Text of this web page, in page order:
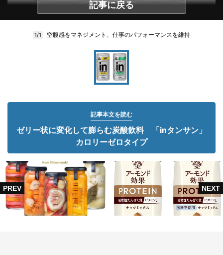
記事に戻る
1/1 空腹感をマネジメント、仕事のパフォーマンスを維持
記事本文を読む
ゼリー状に変化して膨らむ炭酸飲料 「inタンサン」
カロリーゼロタイプ